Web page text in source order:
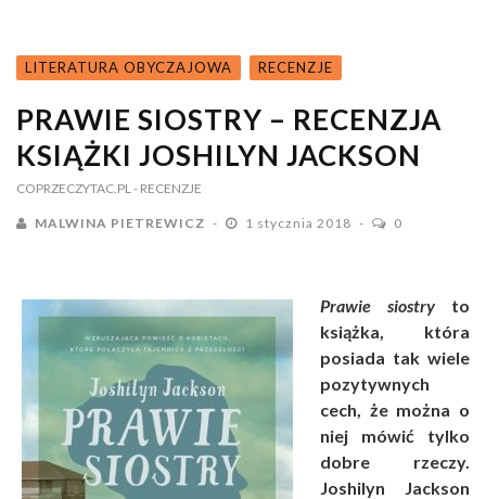
LITERATURA OBYCZAJOWA RECENZJE
PRAWIE SIOSTRY – RECENZJA
KSIĄŻKI JOSHILYN JACKSON
COPRZECZYTAC.PL - RECENZJE
MALWINA PIETREWICZ 1 stycznia 2018 0
Prawie siostryto
książka, która
posiada tak wiele
pozytywnych
cech, że można o
niej mówić tylko
dobre rzeczy.
Joshilyn Jackson